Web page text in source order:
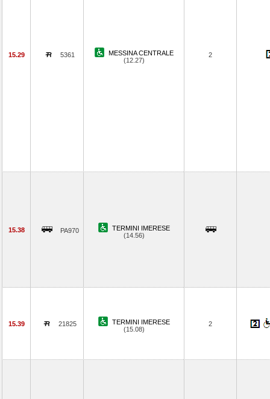
15.29 5361
MESSINA CENTRALE
(12.27)
2
15.38 PA970
TERMINI IMERESE
(14.56)
15.39 21825
TERMINI IMERESE
(15.08)
2